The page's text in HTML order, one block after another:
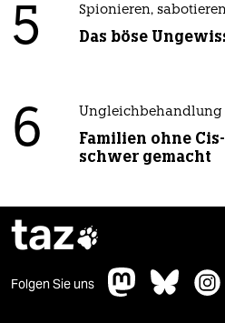
5 Spionieren,
Das böse
6 Ungleichbehandlung
Familien ohne
schwer gemacht
taz
Folgen Sie uns